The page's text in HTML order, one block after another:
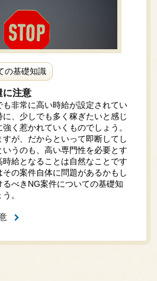
の基礎知識
に注意
非常に高い時給が設定されてい
、少しでも多く稼ぎたいと感じ
く惹かれていくものでしょう。
が、だからといって即断してし
いうのも、高い専門性を必要とす
給となることは自然なことです
の案件自体に問題があるかもし
べきNG案件についての基礎知
。